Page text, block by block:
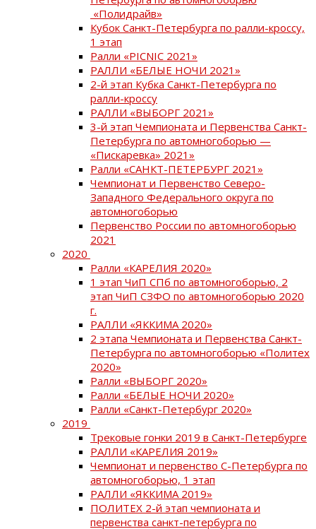
«Полидрайв»
Кубок Санкт-Петербурга по ралли-кроссу,
1 этап
Ралли «PICNIC 2021»
РАЛЛИ «БЕЛЫЕ НОЧИ 2021»
2-й этап Кубка Санкт-Петербурга по
ралли-кроссу
РАЛЛИ «ВЫБОРГ 2021»
3-й этап Чемпионата и Первенства Санкт-
Петербурга по автомногоборью —
«Пискаревка» 2021»
Ралли «САНКТ-ПЕТЕРБУРГ 2021»
Чемпионат и Первенство Северо-
Западного Федерального округа по
автомногоборью
Первенство России по автомногоборью
2021
2020
Ралли «КАРЕЛИЯ 2020»
1 этап ЧиП СПб по автомногоборью, 2
этап ЧиП СЗФО по автомногоборью 2020
г.
РАЛЛИ «ЯККИМА 2020»
2 этапа Чемпионата и Первенства Санкт-
Петербурга по автомногоборью «Политех
2020»
Ралли «ВЫБОРГ 2020»
Ралли «БЕЛЫЕ НОЧИ 2020»
Ралли «Санкт-Петербург 2020»
2019
Трековые гонки 2019 в Санкт-Петербурге
РАЛЛИ «КАРЕЛИЯ 2019»
Чемпионат и первенство С-Петербурга по
автомногоборью, 1 этап
РАЛЛИ «ЯККИМА 2019»
ПОЛИТЕХ 2-й этап чемпионата и
первенства санкт-петербурга по